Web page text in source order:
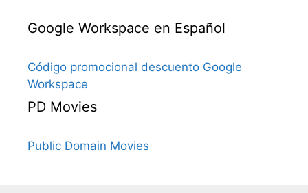
Google Workspace en Español
Código promocional descuento Google
Workspace
PD Movies
Public Domain Movies